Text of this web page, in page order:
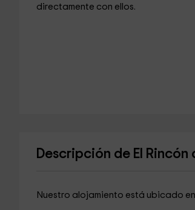
directamente con ellos.
Descripción de El
Nuestro alojamiento está ubicado